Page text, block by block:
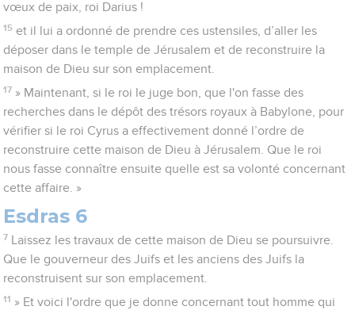
vœux de paix, roi Darius !
15 et il lui a ordonné de prendre ces ustensiles, d’aller les
déposer dans le temple de Jérusalem et de reconstruire la
maison de Dieu sur son emplacement.
17 » Maintenant, si le roi le juge bon, que l'on fasse des
recherches dans le dépôt des trésors royaux à Babylone, pour
vérifier si le roi Cyrus a effectivement donné l’ordre de
reconstruire cette maison de Dieu à Jérusalem. Que le roi
nous fasse connaître ensuite quelle est sa volonté concernant
cette affaire. »
Esdras 6
7
Laissez les travaux de cette maison de Dieu se poursuivre.
Que le gouverneur des Juifs et les anciens des Juifs la
reconstruisent sur son emplacement.
11 » Et voici l'ordre que je donne concernant tout homme qui